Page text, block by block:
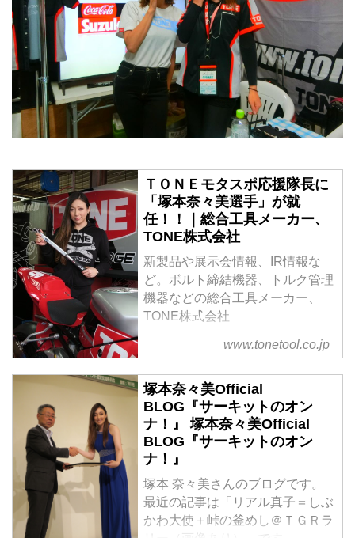
ＴＯＮＥモタスポ応援隊長に
「塚本奈々美選手」が就
任！！｜総合工具メーカー、
TONE株式会社
新製品や展示会情報、IR情報な
ど。ボルト締結機器、トルク管理
機器などの総合工具メーカー、
TONE株式会社
www.tonetool.co.jp
塚本奈々美Official
BLOG『サーキットのオン
ナ！』 塚本奈々美Official
BLOG『サーキットのオン
ナ！』
塚本 奈々美さんのブログです。
最近の記事は「リアル真子＝しぶ
かわ大使＋峠の釜めし＠ＴＧＲラ